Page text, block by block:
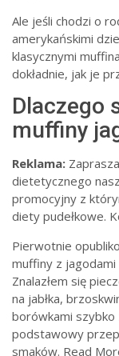
Ale jeśli chodzi o
amerykańskimi
klasycznymi
dokładnie, jak je
Dlaczego
muffiny
Reklama:
dietetycznego
promocyjny z
diety pudełkowe.
Pierwotnie
muffiny z
Znalazłem się
na jabłka,
borówkami szybko
podstawowy
smaków. Read